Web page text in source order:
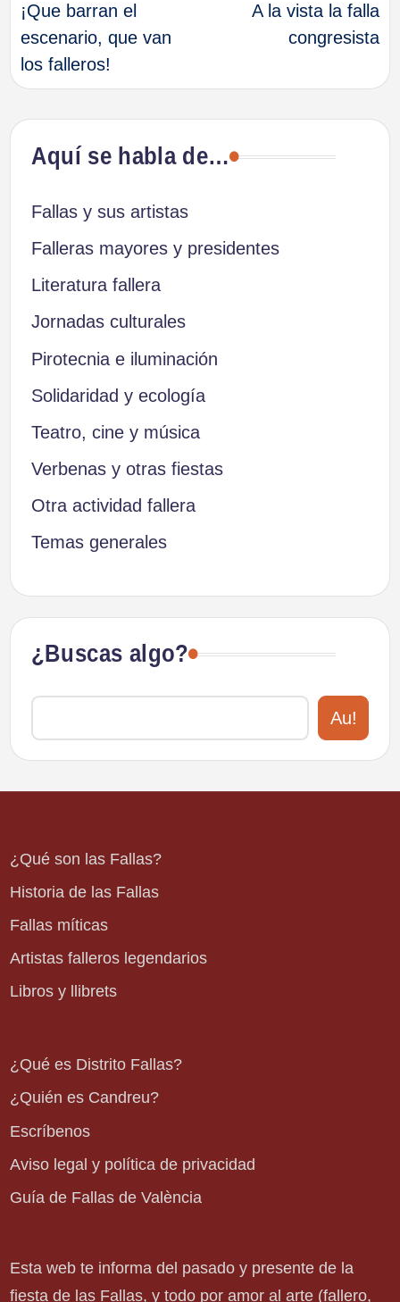
de
entradas
¡Que barran el
escenario, que van
los falleros!
A la vista la falla
congresista
Aquí se habla de…
Fallas y sus artistas
Falleras mayores y presidentes
Literatura fallera
Jornadas culturales
Pirotecnia e iluminación
Solidaridad y ecología
Teatro, cine y música
Verbenas y otras fiestas
Otra actividad fallera
Temas generales
¿Buscas algo?
Au!
¿Qué son las Fallas?
Historia de las Fallas
Fallas míticas
Artistas falleros legendarios
Libros y llibrets
¿Qué es Distrito Fallas?
¿Quién es Candreu?
Escríbenos
Aviso legal y política de privacidad
Guía de Fallas de València
Esta web te informa del pasado y presente de la
fiesta de las Fallas, y todo por amor al arte (fallero,